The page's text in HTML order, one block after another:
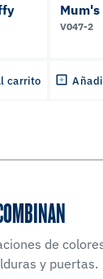
carrito
V047-2
de
y puertas.